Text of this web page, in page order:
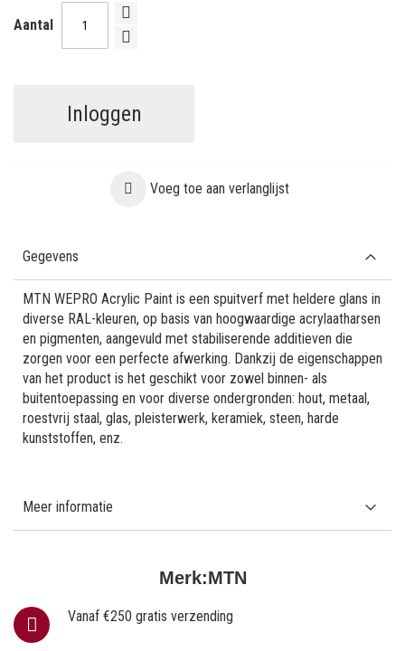
Aantal
Inloggen
Voeg toe aan verlanglijst
Merk:MTN
Vanaf €250 gratis verzending
Gegevens
MTN WEPRO Acrylic Paint is een spuitverf met heldere glans in
diverse RAL-kleuren, op basis van hoogwaardige acrylaatharsen
en pigmenten, aangevuld met stabiliserende additieven die
zorgen voor een perfecte afwerking. Dankzij de eigenschappen
van het product is het geschikt voor zowel binnen- als
buitentoepassing en voor diverse ondergronden: hout, metaal,
roestvrij staal, glas, pleisterwerk, keramiek, steen, harde
kunststoffen, enz.
Meer informatie